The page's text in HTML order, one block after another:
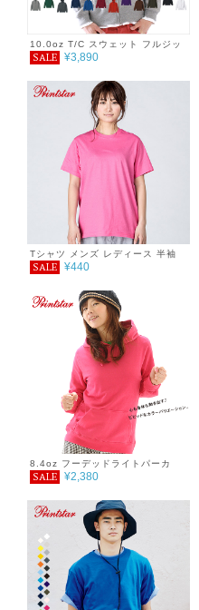
10.0oz T/C スウェット フルジッ
プパーカ 無地 メンズ レディース
SALE ¥3,890
Tシャツ メンズ レディース 半袖
4.0オンス ライトウェイトTシャツ
SALE ¥440
8.4oz フーデッドライトパーカ
SALE ¥2,380